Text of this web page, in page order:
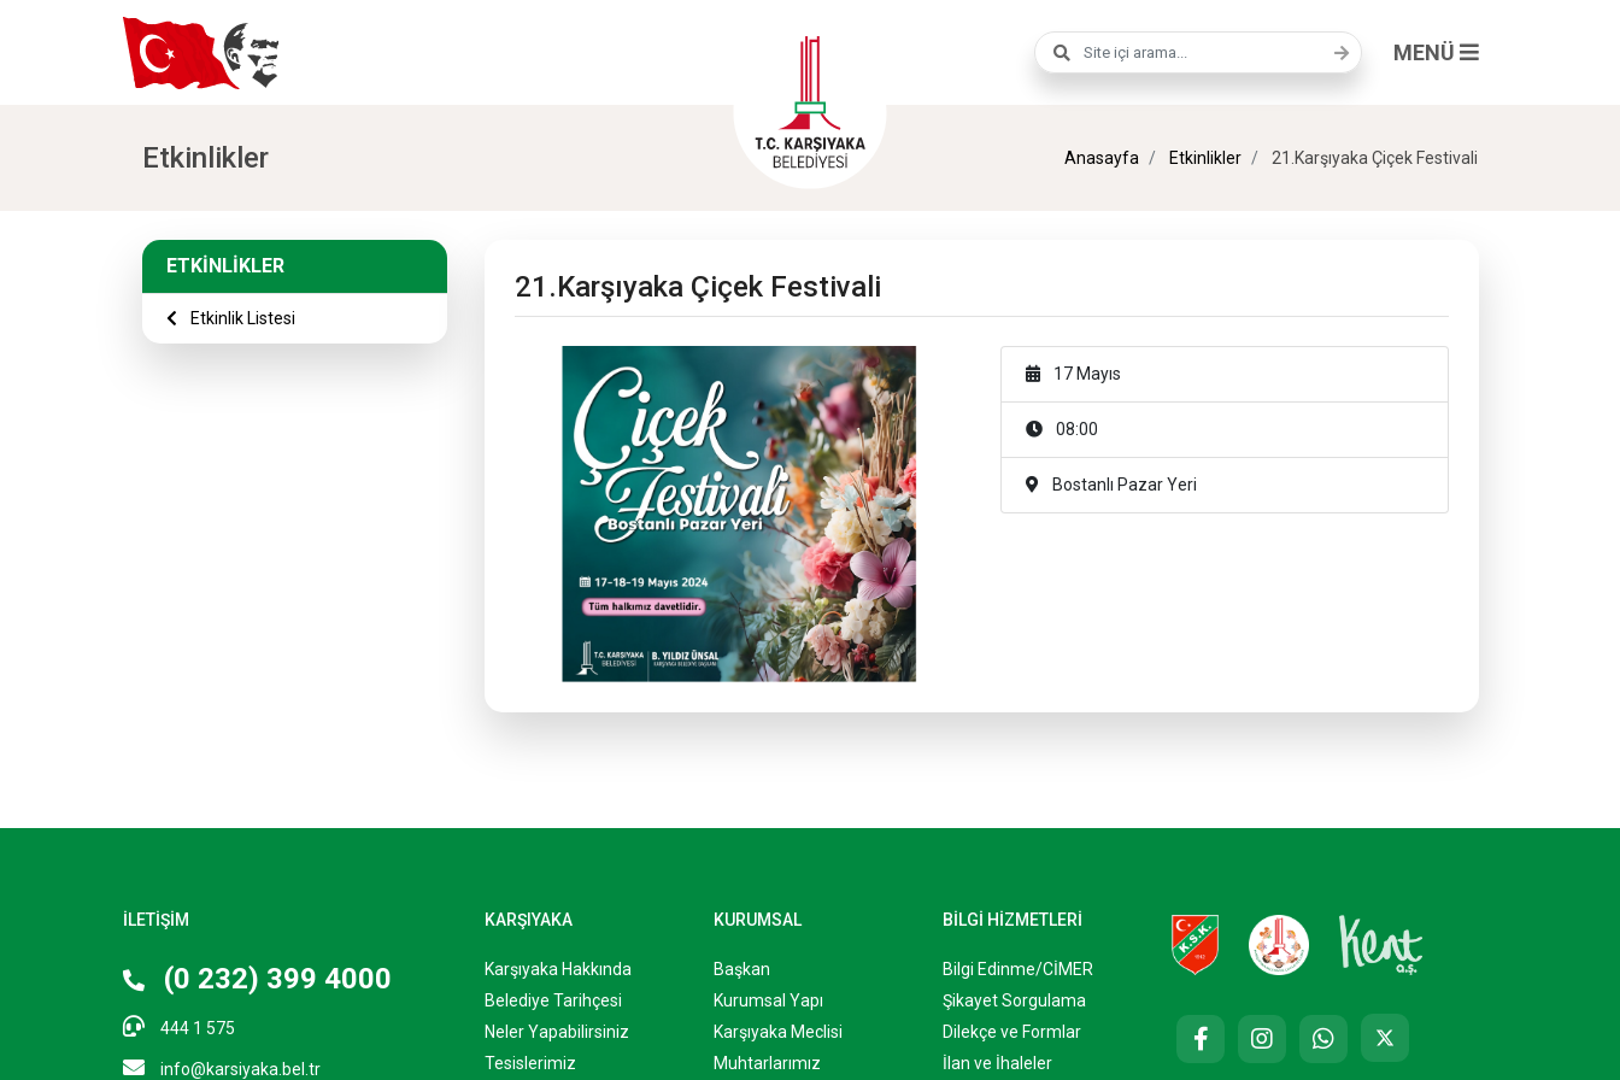
Arama terimi MENÜ
Etkinlikler Anasayfa Etkinlikler 21.Karşıyaka Çiçek Festivali
ETKİNLİKLER
Etkinlik Listesi
21.Karşıyaka Çiçek Festivali
17 Mayıs
08:00
Bostanlı Pazar Yeri
İLETİŞİM
(0 232) 399 4000
444 1 575
info@karsiyaka.bel.tr
KARŞIYAKA
Karşıyaka Hakkında
Belediye Tarihçesi
Neler Yapabilirsiniz
Tesislerimiz
KURUMSAL
Başkan
Kurumsal Yapı
Karşıyaka Meclisi
Muhtarlarımız
BİLGİ HİZMETLERİ
Bilgi Edinme/CİMER
Şikayet Sorgulama
Dilekçe ve Formlar
İlan ve İhaleler